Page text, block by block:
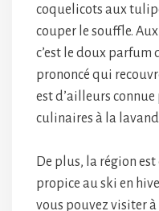
coquelicots aux
couper le souffle.
c’est le doux parfum
prononcé qui
est d’ailleurs
culinaires à la
De plus, la région
propice au ski en
vous pouvez visiter